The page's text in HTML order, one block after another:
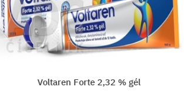
Forte 2,32 % gél